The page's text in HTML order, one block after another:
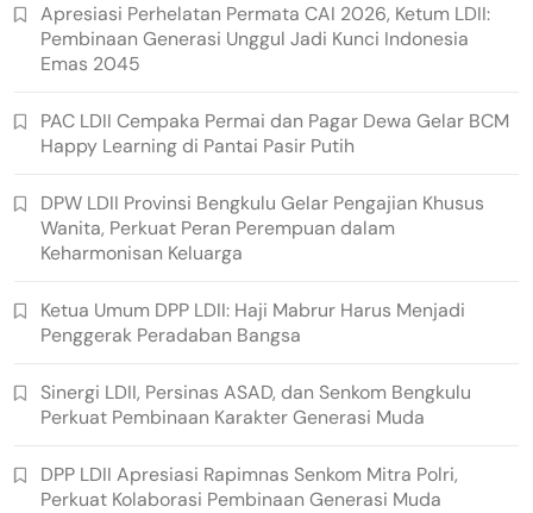
Apresiasi Perhelatan Permata CAI 2026, Ketum LDII:
Pembinaan Generasi Unggul Jadi Kunci Indonesia
Emas 2045
PAC LDII Cempaka Permai dan Pagar Dewa Gelar BCM
Happy Learning di Pantai Pasir Putih
DPW LDII Provinsi Bengkulu Gelar Pengajian Khusus
Wanita, Perkuat Peran Perempuan dalam
Keharmonisan Keluarga
Ketua Umum DPP LDII: Haji Mabrur Harus Menjadi
Penggerak Peradaban Bangsa
Sinergi LDII, Persinas ASAD, dan Senkom Bengkulu
Perkuat Pembinaan Karakter Generasi Muda
DPP LDII Apresiasi Rapimnas Senkom Mitra Polri,
Perkuat Kolaborasi Pembinaan Generasi Muda